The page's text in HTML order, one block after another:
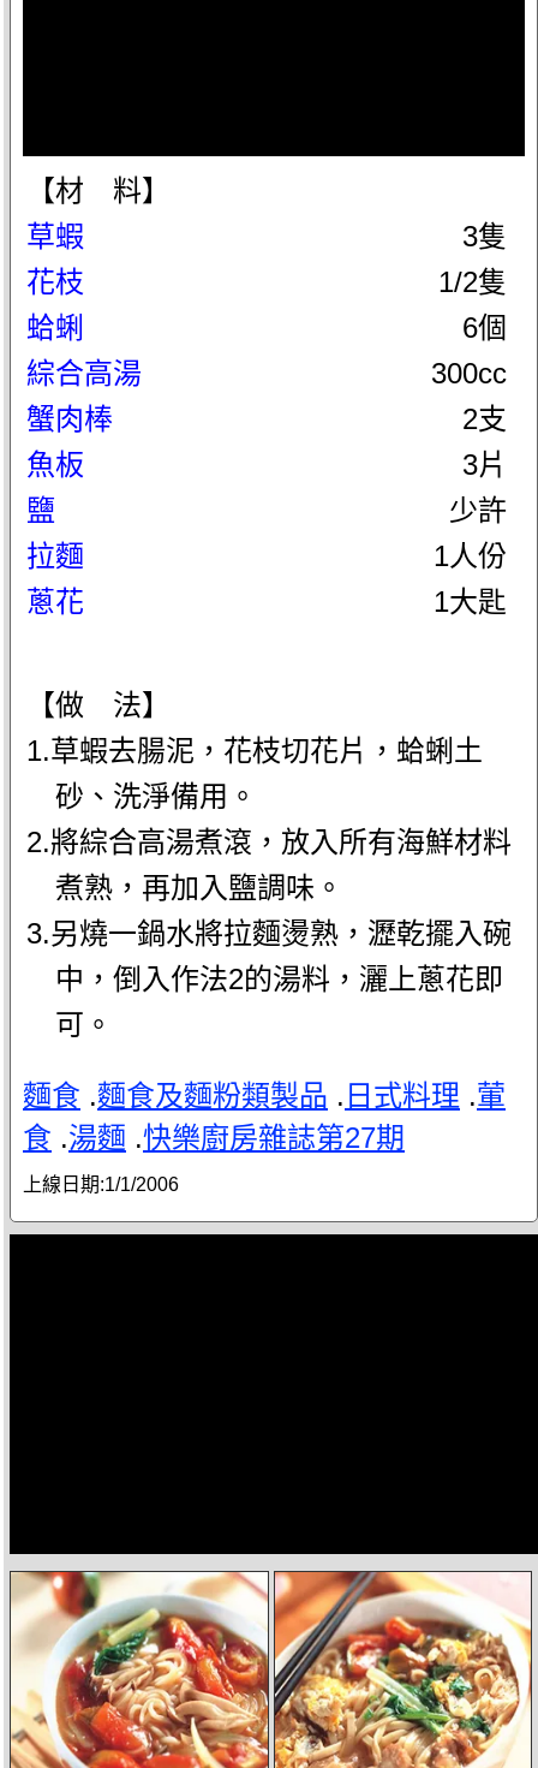
【材 料】
草蝦
3隻
花枝
1/2隻
蛤蜊
6個
綜合高湯
300cc
蟹肉棒
2支
魚板
3片
鹽
少許
拉麵
1人份
蔥花
1大匙
【做 法】
1.草蝦去腸泥，花枝切花片，蛤蜊土
砂、洗淨備用。
2.將綜合高湯煮滾，放入所有海鮮材料
煮熟，再加入鹽調味。
3.另燒一鍋水將拉麵燙熟，瀝乾擺入碗
中，倒入作法2的湯料，灑上蔥花即
可。
麵食 .麵食及麵粉類製品 . 日式料理 .葷
食 .湯麵 .快樂廚房雜誌第27期
上線日期:1/1/2006